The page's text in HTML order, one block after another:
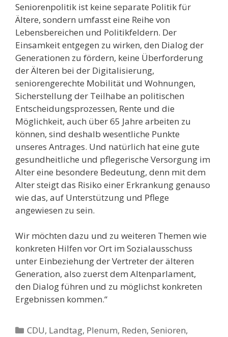
Seniorenpolitik ist keine separate Politik für
Ältere, sondern umfasst eine Reihe von
Lebensbereichen und Politikfeldern. Der
Einsamkeit entgegen zu wirken, den Dialog der
Generationen zu fördern, keine Überforderung
der Älteren bei der Digitalisierung,
seniorengerechte Mobilität und Wohnungen,
Sicherstellung der Teilhabe an politischen
Entscheidungsprozessen, Rente und die
Möglichkeit, auch über 65 Jahre arbeiten zu
können, sind deshalb wesentliche Punkte
unseres Antrages. Und natürlich hat eine gute
gesundheitliche und pflegerische Versorgung im
Alter eine besondere Bedeutung, denn mit dem
Alter steigt das Risiko einer Erkrankung genauso
wie das, auf Unterstützung und Pflege
angewiesen zu sein.
Wir möchten dazu und zu weiteren Themen wie
konkreten Hilfen vor Ort im Sozialausschuss
unter Einbeziehung der Vertreter der älteren
Generation, also zuerst dem Altenparlament,
den Dialog führen und zu möglichst konkreten
Ergebnissen kommen.“
Kategorien
CDU, Landtag, Plenum, Reden,Senioren,